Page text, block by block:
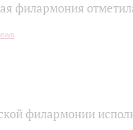
филармония
филармонии